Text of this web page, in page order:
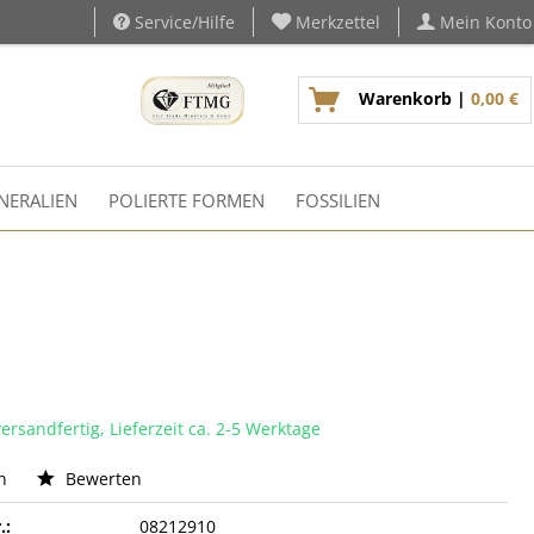
Service/Hilfe Merkzettel Mein Konto
Warenkorb | 0,00 €
POLIERTE FORMEN FOSSILIEN
Lieferzeit ca. 2-5 Werktage
Bewerten
08212910